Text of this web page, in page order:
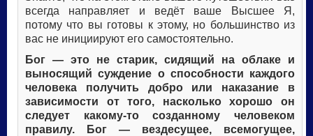
всегда направляет и ведёт ваше Высшее Я,
потому что вы готовы к этому, но большинство из
вас не инициируют его самостоятельно.
Бог — это не старик, сидящий на облаке и
выносящий суждение о способности каждого
человека получить добро или наказание в
зависимости от того, насколько хорошо он
следует какому-то созданному человеком
правилу. Бог — вездесущее, всемогущее,